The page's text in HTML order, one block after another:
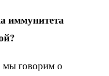
иммунитета
мы говорим о